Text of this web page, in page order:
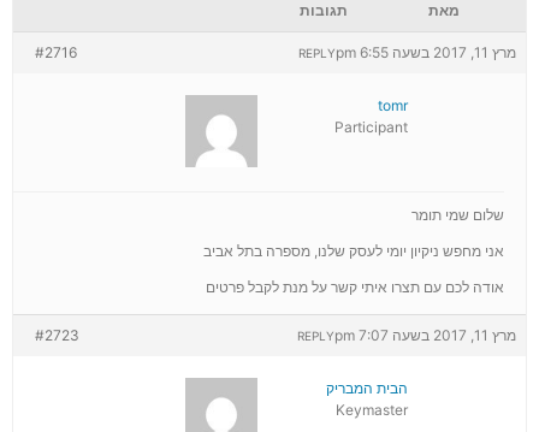
מאת תגובות
מרץ 11, 2017 בשעה 6:55 pm #2716 REPLY
tomr
Participant
שלום שמי תומר
אני מחפש ניקיון יומי לעסק שלנו, מספרה בתל אביב
אודה לכם עם תצרו איתי קשר על מנת לקבל פרטים
מרץ 11, 2017 בשעה 7:07 pm #2723 REPLY
הבית המבריק
Keymaster